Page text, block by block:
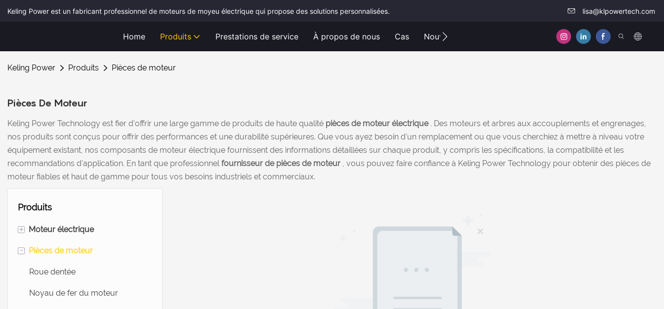
Keling Power est un fabricant professionnel de moteurs de moyeu électrique qui propose des solutions personnalisées. lisa@klpowertech.com
Home Produits Prestations de service À propos de nous Cas Nouvelles
Keling Power Produits Pièces de moteur
Pièces De Moteur
Keling Power Technology est fier d'offrir une large gamme de produits de haute qualité pièces de moteur électrique . Des moteurs et arbres aux accouplements et engrenages,
nos produits sont conçus pour offrir des performances et une durabilité supérieures. Que vous ayez besoin d'un remplacement ou que vous cherchiez à mettre à niveau votre
équipement existant, nos composants de moteur électrique fournissent des informations détaillées sur chaque produit, y compris les spécifications, la compatibilité et les
recommandations d'application. En tant que professionnelfournisseur de pièces de moteur , vous pouvez faire confiance à Keling Power Technology pour obtenir des pièces de
moteur fiables et haut de gamme pour tous vos besoins industriels et commerciaux.
Produits
+ Moteur électrique
Moteur de moyeu de vélo
électrique
- Pièces de moteur
Roue dentée
Noyau de fer du moteur